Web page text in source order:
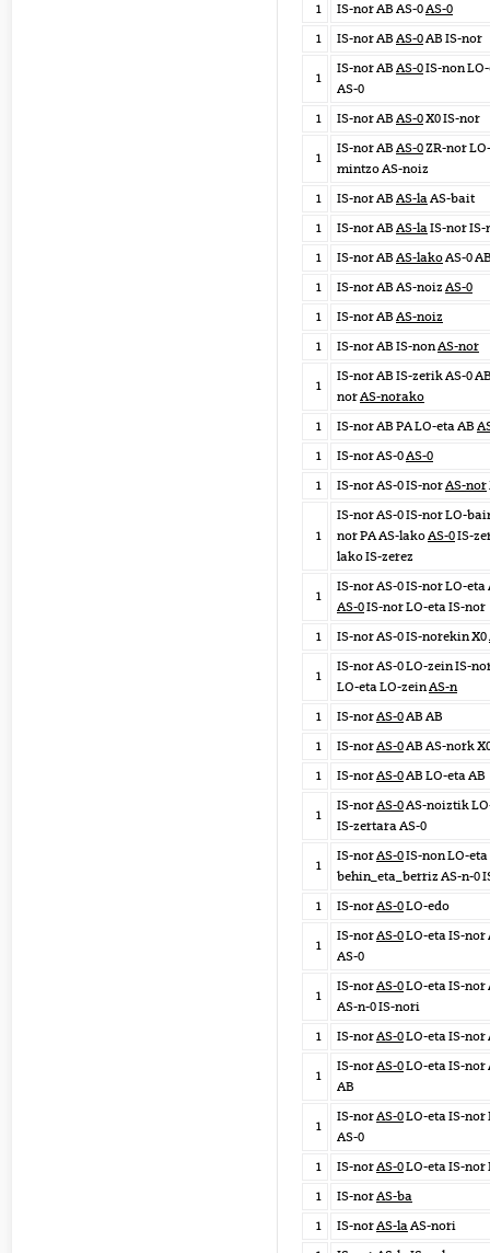
1
IS-nor AB AS-0AS-0
1
IS-nor AB AS-0AB IS-nor
1
IS-nor AB AS-0IS-non
AS-0
1
IS-nor AB AS-0X0 IS-nor
1
IS-nor AB AS-0ZR-nor LO-
mintzo AS-noiz
1
IS-nor AB AS-laAS-bait
1
IS-nor AB AS-laIS-nor IS-
1
IS-nor AB AS-lakoAS-0
1
IS-nor AB AS-noiz AS-0
1
IS-nor AB AS-noiz
1
IS-nor AB IS-nonAS-nor
1
IS-nor AB IS-zerik AS-0
norAS-norako
1
IS-nor AB PA LO-eta AB
1
IS-nor AS-0AS-0
1
IS-nor AS-0 IS-norAS-nor
1
IS-nor AS-0 IS-nor LO-
nor PA AS-lakoAS-0IS-
lako IS-zerez
1
IS-nor AS-0 IS-nor LO-eta
AS-0IS-nor LO-eta IS-nor
1
IS-nor AS-0 IS-norekin X0
1
IS-nor AS-0 LO-zein IS-
LO-eta LO-zeinAS-n
1
IS-norAS-0AB AB
1
IS-norAS-0AB AS-nork
1
IS-norAS-0AB LO-eta AB
1
IS-norAS-0AS-noiztik
IS-zertara AS-0
1
IS-norAS-0IS-non LO-eta
behin_eta_berriz AS-n-0
1
IS-norAS-0LO-edo
1
IS-norAS-0LO-eta IS-nor
AS-0
1
IS-norAS-0LO-eta IS-nor
AS-n-0 IS-nori
1
IS-norAS-0LO-eta IS-nor
1
IS-norAS-0LO-eta IS-nor
AB
1
IS-norAS-0LO-eta IS-nor
AS-0
1
IS-norAS-0LO-eta IS-nor
1
IS-norAS-ba
1
IS-norAS-laAS-nori